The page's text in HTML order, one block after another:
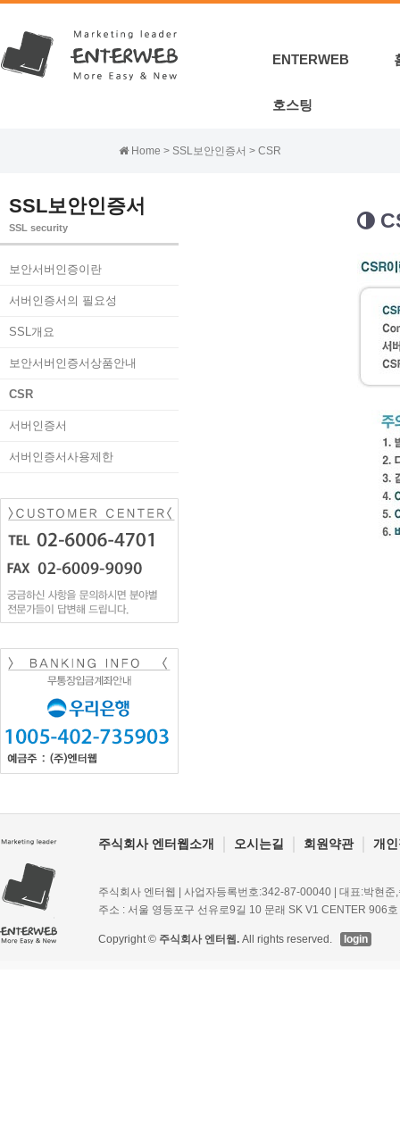
ENTERWEB
호스팅
Home > SSL보안인증서 > CSR
SSL보안인증서
SSL security
보안서버인증이란
서버인증서의 필요성
SSL개요
보안서버인증서상품안내
CSR
서버인증서
서버인증서사용제한
주식회사 엔터웹소개 오시는길 회원약관 개
주식회사 엔터웹 | 사업자등록번호:342-87-00040 | 대표:박현
주소 : 서울 영등포구 선유로9길 10 문래 SK V1 CENTER 906
Copyright © 주식회사 엔터웹. All rights reserved. login